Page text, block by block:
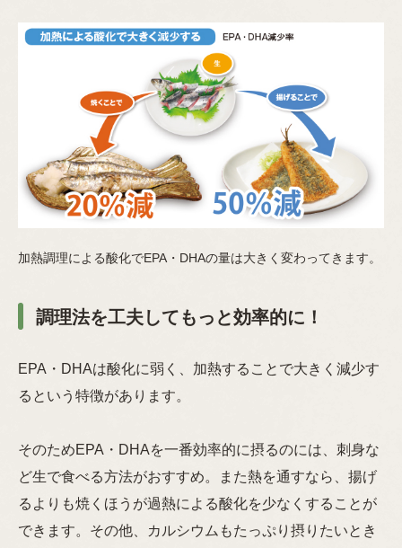
加熱調理による酸化でEPA・DHAの量は大きく変わってきます。
調理法を工夫してもっと効率的に！
EPA・DHAは酸化に弱く、加熱することで大きく減少す
るという特徴があります。
そのためEPA・DHAを一番効率的に摂るのには、刺身な
ど生で食べる方法がおすすめ。また熱を通すなら、揚げ
るよりも焼くほうが過熱による酸化を少なくすることが
できます。その他、カルシウムもたっぷり摂りたいとき